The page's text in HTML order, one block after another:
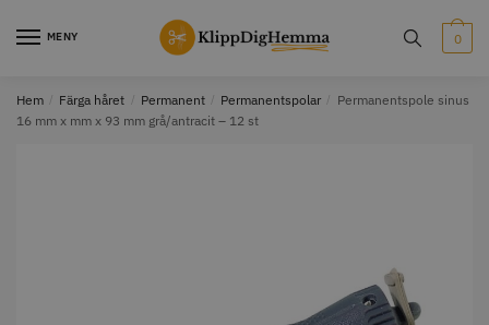
MENY 0
Hem Färga håret Permanent Permanentspolar
Permanentspole sinus
16 mm x mm x 93 mm grå/antracit – 12 st
STORSÄLJARE
Solidcos Wolf - 5.5"